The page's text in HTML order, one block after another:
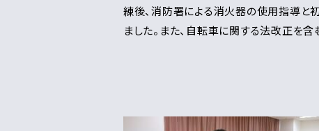
練後、消防署による消火器の使用指導と
ました。また、自転車に関する法改正を